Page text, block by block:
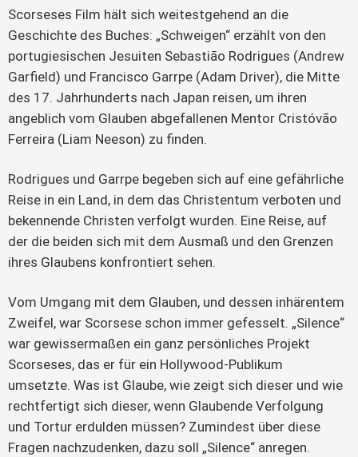
Scorseses Film hält sich weitestgehend an die
Geschichte des Buches: „Schweigen“ erzählt von den
portugiesischen Jesuiten Sebastião Rodrigues (Andrew
Garfield) und Francisco Garrpe (Adam Driver), die Mitte
des 17. Jahrhunderts nach Japan reisen, um ihren
angeblich vom Glauben abgefallenen Mentor Cristóvão
Ferreira (Liam Neeson) zu finden.
Rodrigues und Garrpe begeben sich auf eine gefährliche
Reise in ein Land, in dem das Christentum verboten und
bekennende Christen verfolgt wurden. Eine Reise, auf
der die beiden sich mit dem Ausmaß und den Grenzen
ihres Glaubens konfrontiert sehen.
Vom Umgang mit dem Glauben, und dessen inhärentem
Zweifel, war Scorsese schon immer gefesselt. „Silence“
war gewissermaßen ein ganz persönliches Projekt
Scorseses, das er für ein Hollywood-Publikum
umsetzte. Was ist Glaube, wie zeigt sich dieser und wie
rechtfertigt sich dieser, wenn Glaubende Verfolgung
und Tortur erdulden müssen? Zumindest über diese
Fragen nachzudenken, dazu soll „Silence“ anregen.